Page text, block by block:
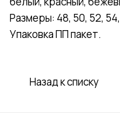
Размеры: 48, 50, 52,
Упаковка ПП пакет.
Назад к списку